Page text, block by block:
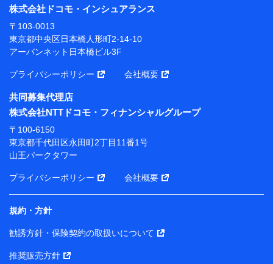
本橋ビル 3F
長 吉村 忠義
※ 当社および株式会社NTTドコモは、お客さまの情報
ソナルデータ憲章」に定める行動原則を順守します 。
※ パーソナルデータダッシュボードの「第三者提供の
管理」の設定状態にかかわらず、共同利用する場合があ
ります。
※ dポイントクラブ会員ではないお客さま（2019年12
月11日以降、一度もdポイントクラブ会員であったこと
がないお客さまに限る）に関する、2019年12月10日以
前に取得した個人データは、こちら の利用目的の範囲内
当社は株式会社NTTドコモ・フィナンシャルグループ
との間で、以下のとおり個人データを共同利用しま
す。
【共同して利用される利用データの項目】
株式会社ドコモ・インシュアランス
〒103-0013
東京都中央区日本橋人形町2-14-10
アーバンネット日本橋ビル3F
プライバシーポリシー 会社概要
共同募集代理店
株式会社NTTドコモ・フィナンシャルグループ
〒100-6150
東京都千代田区永田町2丁目11番1号
山王パークタワー
プライバシーポリシー 会社概要
規約・方針
勧誘方針・保険契約の取扱いについて
推奨販売方針